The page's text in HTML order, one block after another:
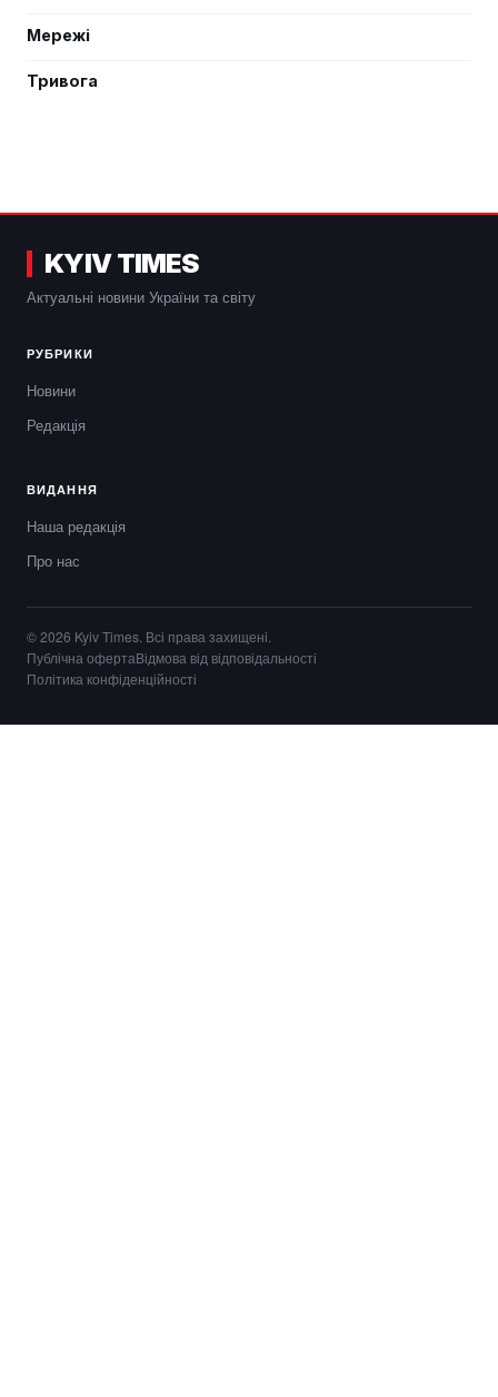
Мережі
Тривога
KYIV TIMES
Актуальні новини України та світу
РУБРИКИ
Новини
Редакція
ВИДАННЯ
Наша редакція
Про нас
© 2026 Kyiv Times. Всі права захищені.
Публічна офертаВідмова від відповідальності
Політика конфіденційності